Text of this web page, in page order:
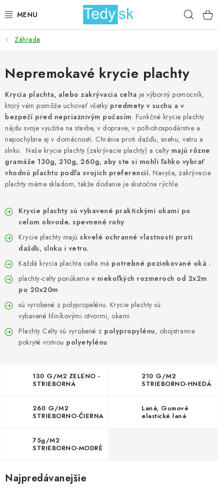
na
BICYKLE
ZÁHRADA
DOMÁCNOSŤ
ŠPORT
DETSKÉ POSTELE
DETSKÝ TOVAR
GALÉRIA OD ZÁKAZNÍKOV
BLOG
KONTAKT
Kontakt
Záhrada
Nepremokavé krycie plachty
Krycia plachta, alebo zakrývacia celta je výborný pomocník,
ktorý vám pomôže uchovať všetky predmety v suchu a v
bezpečí pred nepriaznivým počasím. Funkčné krycie plachty
nájdu svoje využitie na stavbe, v doprave, v poľnohospodárstve a
nepochybne aj v domácnosti. Chránia proti dažďu, snehu, vetru a
slnku. Naše krycie plachty (zakrývacie plachty) a celty majú rôzne
gramáže 130g, 210g, 260g, aby ste si mohli ľahko vybrať
vhodnú plachtu podľa svojich preferencií. Navyše, zakrývacie
plachty máme skladom, takže dodanie je skutočne rýchle.
Krycie plachty sú vybavené praktickými okami po
celom obvode. spevnené rohy
Krycie plachty majú skvelé ochranné vlastnosti proti
dažďu, slnku i vetru.
Každá krycia plachta celta má potrebné pozinkované oká .
plachty-celty ponúkame v niekoľkých rozmeroch od 2x2m
po 20x20m
sú vyrobené z polypropelénu. Krycie plachty sú
vybavené hliníkovými otvormi, okami
Plachty Celty sú vyrobené z polypropylénu, obojstranne
pokryté vrstvou polyetylénu
130 G/M2 ZELENO -
STRIEBORNÁ
210 G/M2
STRIEBORNO-HNEDÁ
260 G/M2
STRIEBORNO-ČIERNA
Laná, Gumové
elastické laná
75g/M2
STRIEBORNO-MODRÉ
Najpredávanejšie